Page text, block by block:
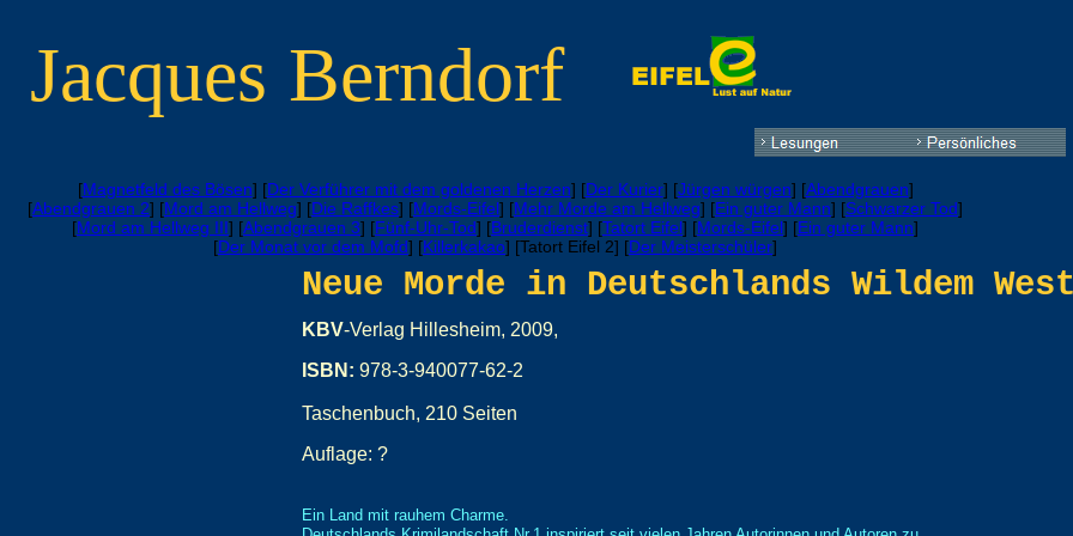
Jacques Berndorf
[Magnetfeld des Bösen] [Der Verführer mit dem goldenen Herzen] [Der Kurier] [Jürgen würgen] [Abendgrauen]
[Abendgrauen 2] [Mord am Hellweg] [Die Raffkes] [Mords-Eifel] [Mehr Morde am Hellweg] [Ein guter Mann] [Schwarzer Tod]
[Mord am Hellweg III] [Abendgrauen 3] [Fünf-Uhr-Tod] [Bruderdienst] [Tatort Eifel] [Mords-Eifel] [Ein guter Mann]
[Der Monat vor dem Mofd] [Killerkakao] [Tatort Eifel 2] [Der Meisterschüler]
Neue Morde in Deutschlands Wildem
KBV-Verlag Hillesheim, 2009,
ISBN: 978-3-940077-62-2
Taschenbuch, 210 Seiten
Auflage: ?
Ein Land mit rauhem Charme.